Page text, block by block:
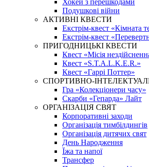
Хокей з перешкодами
Подушкові війни
АКТИВНІ КВЕСТИ
Екстрім-квест «Кімната
Екстрім-квест
ПРИГОДНИЦЬКІ КВЕСТИ
Квест «Місія
Квест «S.T.A.L.K.E.R.»
Квест «Гаррі Поттер»
СПОРТИВНО-
Гра «Колекціонери часу»
Скарби «Гепарда» Лайт
ОРГАНІЗАЦІЯ СВЯТ
Корпоративні заходи
Організація тимбілдингів
Організація дитячих свят
День Народження
Їжа та напої
Трансфер